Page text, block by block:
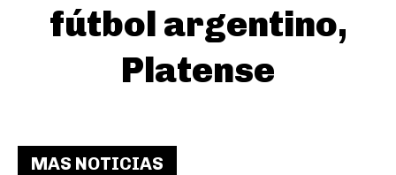
fútbol argentino,
Platense
MAS NOTICIAS